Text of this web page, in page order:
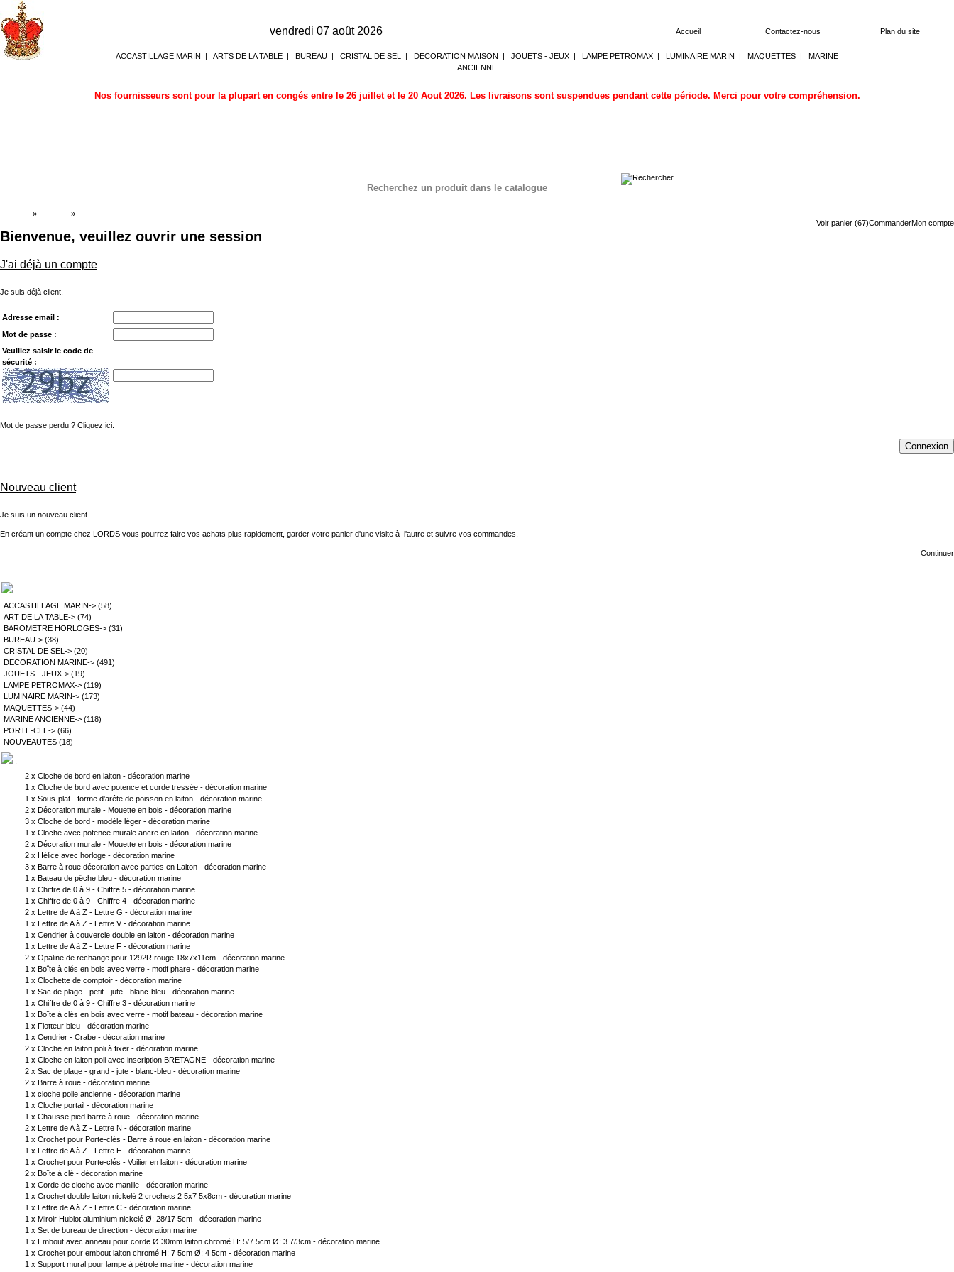
vendredi 07 août 2026 Accueil Contactez-nous Plan du site
ACCASTILLAGE MARIN | ARTS DE LA TABLE | BUREAU | CRISTAL DE SEL | DECORATION MAISON | JOUETS - JEUX | LAMPE PETROMAX | LUMINAIRE MARIN | MAQUETTES | MARINE
ANCIENNE
Nos fournisseurs sont pour la plupart en congés entre le 26 juillet et le 20 Aout 2026. Les livraisons sont suspendues pendant cette période. Merci pour votre compréhension.
Recherchez un produit dans le catalogue
Voir panier (67)CommanderMon compte
» »
Bienvenue, veuillez ouvrir une session
J'ai déjà un compte
Je suis déjà client.
Adresse email :
Mot de passe :
Veuillez saisir le code de
sécurité :
Mot de passe perdu ? Cliquez ici.
Connexion
Nouveau client
Je suis un nouveau client.
En créant un compte chez LORDS vous pourrez faire vos achats plus rapidement, garder votre panier d'une visite à l'autre et suivre vos commandes.
Continuer
ACCASTILLAGE MARIN-> (58)
ART DE LA TABLE-> (74)
BAROMETRE HORLOGES-> (31)
BUREAU-> (38)
CRISTAL DE SEL-> (20)
DECORATION MARINE-> (491)
JOUETS - JEUX-> (19)
LAMPE PETROMAX-> (119)
LUMINAIRE MARIN-> (173)
MAQUETTES-> (44)
MARINE ANCIENNE-> (118)
PORTE-CLE-> (66)
NOUVEAUTES (18)
2 x Cloche de bord en laiton - décoration marine
1 x Cloche de bord avec potence et corde tressée - décoration marine
1 x Sous-plat - forme d'arête de poisson en laiton - décoration marine
2 x Décoration murale - Mouette en bois - décoration marine
3 x Cloche de bord - modèle léger - décoration marine
1 x Cloche avec potence murale ancre en laiton - décoration marine
2 x Décoration murale - Mouette en bois - décoration marine
2 x Hélice avec horloge - décoration marine
3 x Barre à roue décoration avec parties en Laiton - décoration marine
1 x Bateau de pêche bleu - décoration marine
1 x Chiffre de 0 à 9 - Chiffre 5 - décoration marine
1 x Chiffre de 0 à 9 - Chiffre 4 - décoration marine
2 x Lettre de A à Z - Lettre G - décoration marine
1 x Lettre de A à Z - Lettre V - décoration marine
1 x Cendrier à couvercle double en laiton - décoration marine
1 x Lettre de A à Z - Lettre F - décoration marine
2 x Opaline de rechange pour 1292R rouge 18x7x11cm - décoration marine
1 x Boîte à clés en bois avec verre - motif phare - décoration marine
1 x Clochette de comptoir - décoration marine
1 x Sac de plage - petit - jute - blanc-bleu - décoration marine
1 x Chiffre de 0 à 9 - Chiffre 3 - décoration marine
1 x Boîte à clés en bois avec verre - motif bateau - décoration marine
1 x Flotteur bleu - décoration marine
1 x Cendrier - Crabe - décoration marine
2 x Cloche en laiton poli à fixer - décoration marine
1 x Cloche en laiton poli avec inscription BRETAGNE - décoration marine
2 x Sac de plage - grand - jute - blanc-bleu - décoration marine
2 x Barre à roue - décoration marine
1 x cloche polie ancienne - décoration marine
1 x Cloche portail - décoration marine
1 x Chausse pied barre à roue - décoration marine
2 x Lettre de A à Z - Lettre N - décoration marine
1 x Crochet pour Porte-clés - Barre à roue en laiton - décoration marine
1 x Lettre de A à Z - Lettre E - décoration marine
1 x Crochet pour Porte-clés - Voilier en laiton - décoration marine
2 x Boîte à clé - décoration marine
1 x Corde de cloche avec manille - décoration marine
1 x Crochet double laiton nickelé 2 crochets 2 5x7 5x8cm - décoration marine
1 x Lettre de A à Z - Lettre C - décoration marine
1 x Miroir Hublot aluminium nickelé Ø: 28/17 5cm - décoration marine
1 x Set de bureau de direction - décoration marine
1 x Embout avec anneau pour corde Ø 30mm laiton chromé H: 5/7 5cm Ø: 3 7/3cm - décoration marine
1 x Crochet pour embout laiton chromé H: 7 5cm Ø: 4 5cm - décoration marine
1 x Support mural pour lampe à pétrole marine - décoration marine